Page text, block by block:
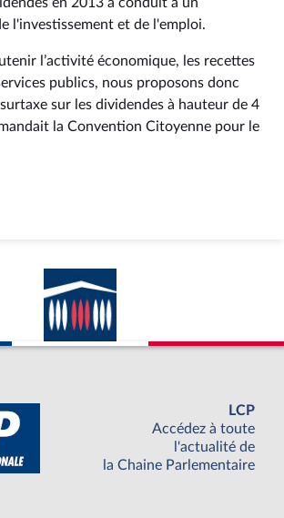
l'investissement et de l'emploi.
l’activité économique, les recettes
publics, nous proposons donc
sur les dividendes à hauteur de 4
la Convention Citoyenne pour le
LCP
Accédez à toute
l'actualité de
la Chaine Parlementaire